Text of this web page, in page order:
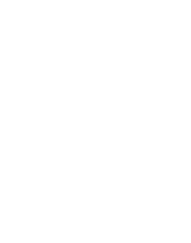
Nuestro cuerpo y la